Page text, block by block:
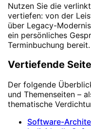
Nutzen Sie die
vertiefen: von der
über Legacy-
ein persönliches
Terminbuchung bereit.
Vertiefende
Der folgende
und Themenseiten –
thematische
Software-